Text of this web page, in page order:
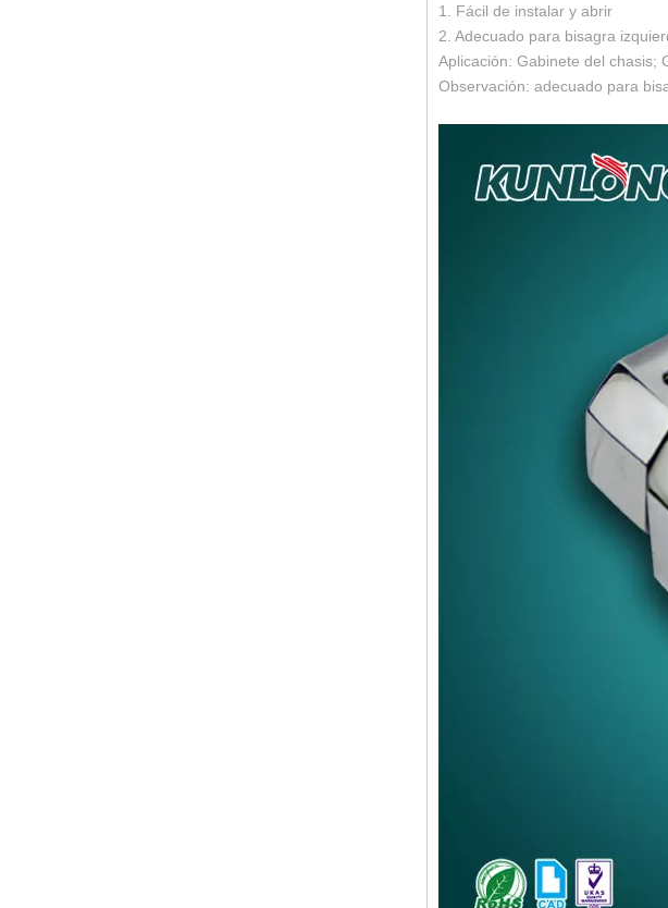
1. Fácil de instalar y abrir
2. Adecuado para bisagra
Aplicación: Gabinete del chasis;
Observación: adecuado para